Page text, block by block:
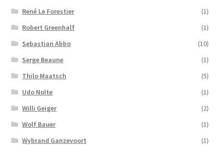
René Le Forestier
(1)
Robert Greenhalf
(1)
Sebastian Abbo
(10)
Serge Beaune
(1)
Thilo Maatsch
(5)
Udo Nolte
(1)
Willi Geiger
(2)
Wolf Bauer
(1)
Wybrand Ganzevoort
(1)